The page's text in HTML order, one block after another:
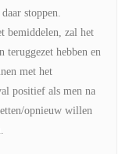
stoppen.
bemiddelen, zal het
teruggezet hebben en
met het
positief als men na
opnieuw willen